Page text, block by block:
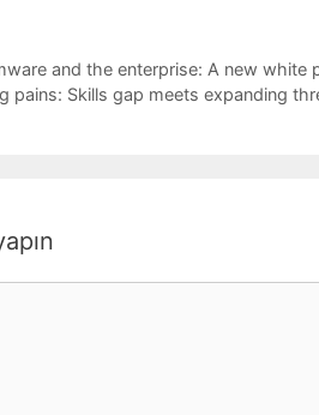
and the enterprise: A new white
pains: Skills gap meets expanding